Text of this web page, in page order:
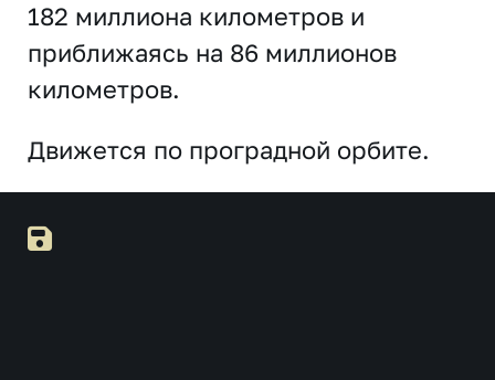
182 миллиона километров и
приближаясь на 86 миллионов
километров.
Движется по проградной орбите.